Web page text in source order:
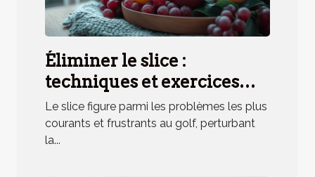
Éliminer le slice :
techniques et exercices
pratiques
Le slice figure parmi les problèmes les plus
courants et frustrants au golf, perturbant
la...